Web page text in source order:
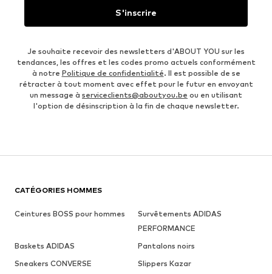
S'inscrire
Je souhaite recevoir des newsletters d'ABOUT YOU sur les
tendances, les offres et les codes promo actuels conformément
à notre Politique de confidentialité. Il est possible de se
rétracter à tout moment avec effet pour le futur en envoyant
un message à serviceclients@aboutyou.be ou en utilisant
l'option de désinscription à la fin de chaque newsletter.
CATÉGORIES HOMMES
Ceintures BOSS pour hommes
Survêtements ADIDAS
PERFORMANCE
Baskets ADIDAS
Pantalons noirs
Sneakers CONVERSE
Slippers Kazar